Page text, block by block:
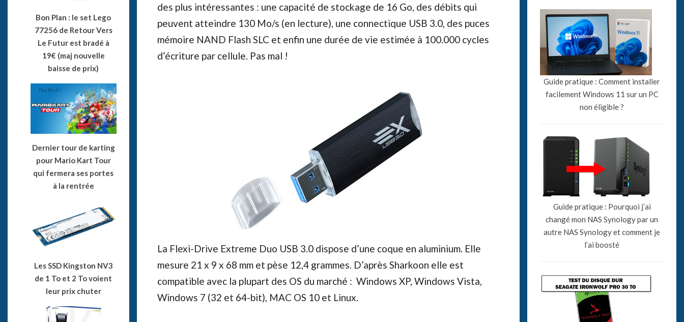
des plus intéressantes : une capacité de stockage de 16 Go, des débits qui
peuvent atteindre 130 Mo/s (en lecture), une connectique USB 3.0, des puces
mémoire NAND Flash SLC et enfin une durée de vie estimée à 100.000 cycles
d’écriture par cellule. Pas mal !
La Flexi-Drive Extreme Duo USB 3.0 dispose d’une coque en aluminium. Elle
mesure 21 x 9 x 68 mm et pèse 12,4 grammes. D’après Sharkoon elle est
compatible avec la plupart des OS du marché : Windows XP, Windows Vista,
Windows 7 (32 et 64-bit), MAC OS 10 et Linux.
Guide pratique : Comment installer
facilement Windows 11 sur un PC
non éligible ?
Guide pratique : Pourquoi j’ai
changé mon NAS Synology par un
autre NAS Synology et comment je
l’ai boosté
Bon Plan : le set Lego
77256 de Retour Vers
Le Futur est bradé à
19€ (maj nouvelle
baisse de prix)
Dernier tour de karting
pour Mario Kart Tour
qui fermera ses portes
à la rentrée
Les SSD Kingston NV3
de 1 To et 2 To voient
leur prix chuter